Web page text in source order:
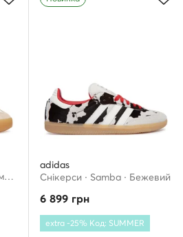
Снікерcи · Barreda · Кремовий
adidas
Снікерcи · Samba · Бежевий
6 899 грн
extra -25% Код: SUMMER